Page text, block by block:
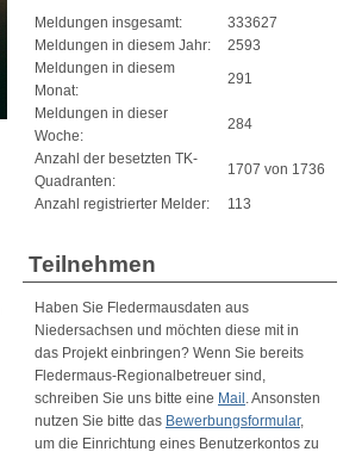
Meldungen insgesamt:
333627
Meldungen in diesem Jahr:
2593
Meldungen in diesem
Monat:
291
Meldungen in dieser
Woche:
284
Anzahl der besetzten TK-
Quadranten:
1707 von 1736
Anzahl registrierter Melder: 113
Teilnehmen
Haben Sie Fledermausdaten aus
Niedersachsen und möchten diese mit in
das Projekt einbringen? Wenn Sie bereits
Fledermaus-Regionalbetreuer sind,
schreiben Sie uns bitte eine Mail . Ansonsten
nutzen Sie bitte das Bewerbungsformular,
um die Einrichtung eines Benutzerkontos zu